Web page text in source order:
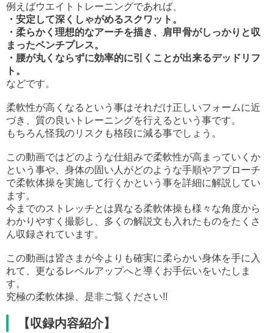
例えばウエイトトレーニングであれば、
・安定して深くしゃがめるスクワット。
・柔らかく理想的なアーチを描き、肩甲骨がしっかりと収
まったベンチプレス。
・腰が丸くならずに効率的に引くことが出来るデッドリフ
ト。
などです。
柔軟性が高くなるという事はそれだけ正しいフォームに近
づき、質の良いトレーニングを行えるという事です。
もちろん怪我のリスクも格段に減る事でしょう。
この動画ではどのような仕組みで柔軟性が高まっていくか
という事や、身体の固い人がどのような手順やアプローチ
で柔軟体操を実施して行くかという事を詳細に解説してい
ます。
今までのストレッチとは異なる柔軟体操も様々な角度から
わかりやすく撮影し、多くの解説文も入れたものをたくさ
ん収録されています。
この動画は皆さまが今よりも確実に柔らかい身体を手に入
れて、更なるレベルアップへと導くお手伝いをいたしま
す。
究極の柔軟体操、是非ご覧ください!!
【収録内容紹介】